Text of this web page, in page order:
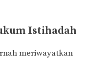
Istihadah
meriwayatkan